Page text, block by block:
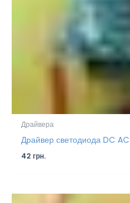
Драйвера
Драйвер светодиода DC
42грн.